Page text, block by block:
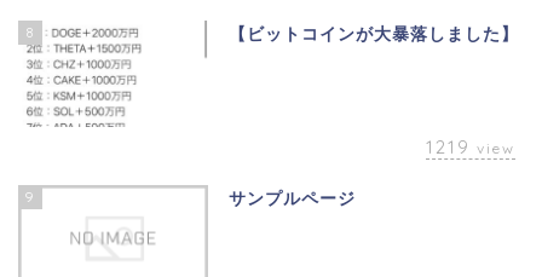
8 【ビットコインが大暴落しました】
1219 view
9 サンプルページ